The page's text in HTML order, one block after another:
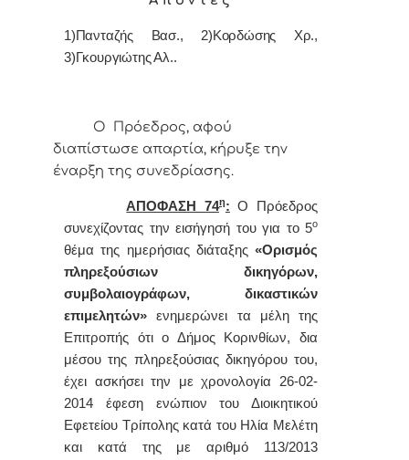
1)Πανταζής Βασ., 2)Κορδώσης Χρ.,
3)Γκουργιώτης Αλ..
Ο Πρόεδρος, αφού
διαπίστωσε απαρτία, κήρυξε την
έναρξη της συνεδρίασης.
ΑΠΟΦΑΣΗ 74η: Ο
Πρόεδρος
συνεχίζοντας την εισήγησή του για το 5ο
θέμα της ημερήσιας διάταξης«Ορισμός
πληρεξούσιων δικηγόρων,
συμβολαιογράφων, δικαστικών
επιμελητών»ενημερώνει τα μέλη της
Επιτροπής ότι
ο Δήμος Κορινθίων, δια
μέσου της πληρεξούσιας δικηγόρου του,
έχει ασκήσει την με χρονολογία 26-02-
2014 έφεση ενώπιον του Διοικητικού
Εφετείου Τρίπολης κατά του Ηλία Μελέτη
και κατά της με αριθμό 113/2013